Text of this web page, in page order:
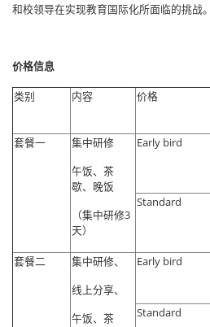
和校领导在实现教育国际化所面临的挑战。
价格信息
类别 内容 价格
套餐一
集中研修
午饭、茶
歇、晚饭
（集中研修3
天）
Early bird
Standard
套餐二
集中研修、
线上分享、
午饭、茶
Early bird
Standard